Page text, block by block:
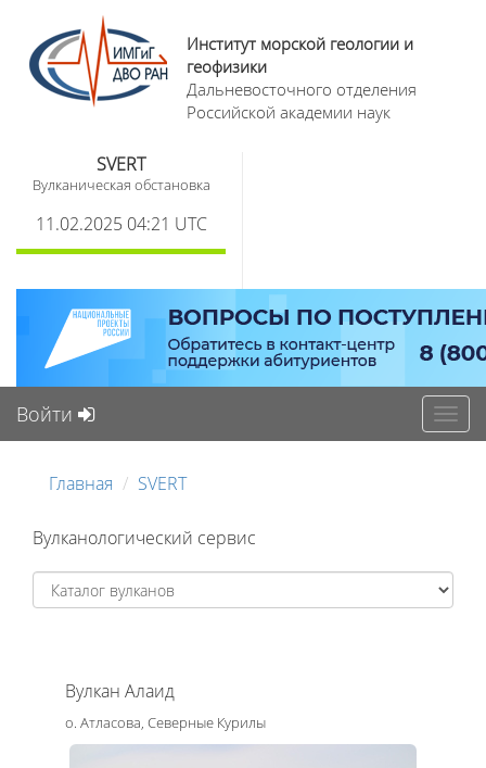
Институт морской геологии и
геофизики
Дальневосточного отделения
Российской академии наук
SVERT
Вулканическая обстановка
11.02.2025 04:21 UTC
Войти
Главная SVERT
Вулканологический сервис
Вулкан Алаид
о. Атласова, Северные Курилы